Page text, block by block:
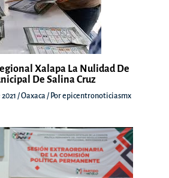
Xalapa La Nulidad De
De Salina Cruz
/Oaxaca / Porepicentronoticiasmx